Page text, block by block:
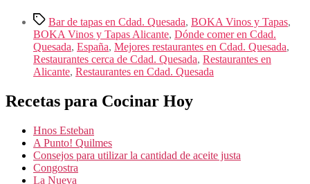
Etiquetas
Bar de tapas en Cdad. Quesada, BOKA Vinos y Tapas,
BOKA Vinos y Tapas Alicante, Dónde comer en Cdad.
Quesada, España, Mejores restaurantes en Cdad. Quesada,
Restaurantes cerca de Cdad. Quesada, Restaurantes en
Alicante, Restaurantes en Cdad. Quesada
Recetas para Cocinar Hoy
Hnos Esteban
A Punto! Quilmes
Consejos para utilizar la cantidad de aceite justa
Congostra
La Nueva